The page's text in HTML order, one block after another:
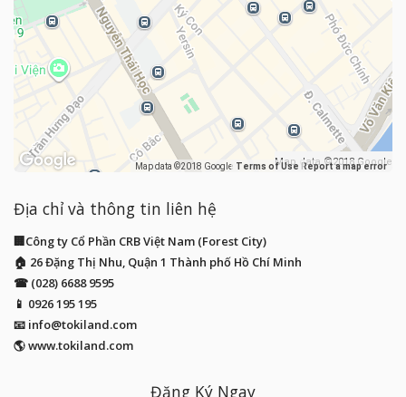
Map data ©2018 Google Map data ©2018 Google
Terms of Use Report a map error
Địa chỉ và thông tin liên hệ
🏢Công ty Cổ Phần CRB Việt Nam (Forest City)
🏠 26 Đặng Thị Nhu, Quận 1 Thành phố Hồ Chí Minh
☎ (028) 6688 9595
📱 0926 195 195
📧 info@tokiland.com
🌎 www.tokiland.com
Đăng Ký Ngay